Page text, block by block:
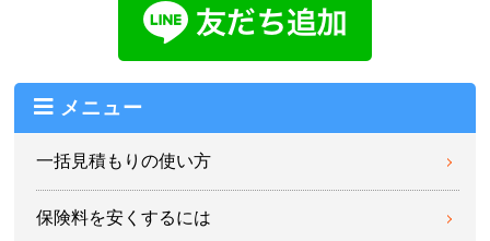
メニュー
一括見積もりの使い方
保険料を安くするには